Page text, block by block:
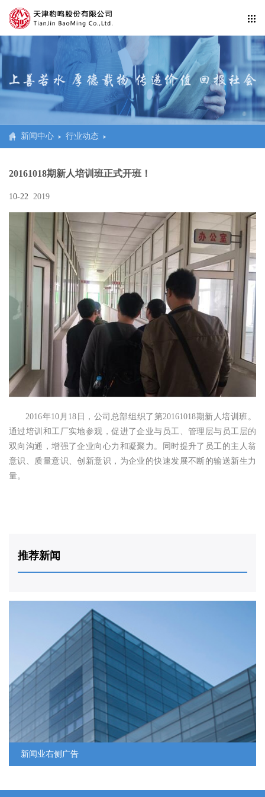
人力资源
人才战略
人才招聘
新闻中心 行业动态
20161018期新人培训班正式开班！
10-22 2019
2016年10月18日，公司总部组织了第20161018期新人培训班。
通过培训和工厂实地参观，促进了企业与员工、管理层与员工层的
双向沟通，增强了企业向心力和凝聚力。同时提升了员工的主人翁
意识、质量意识、创新意识，为企业的快速发展不断的输送新生力
量。
推荐新闻
新闻业右侧广告